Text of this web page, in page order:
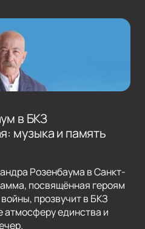
в БКЗ
музыка и память
Розенбаума в Санкт-
посвящённая героям
прозвучит в БКЗ
атмосферу единства и